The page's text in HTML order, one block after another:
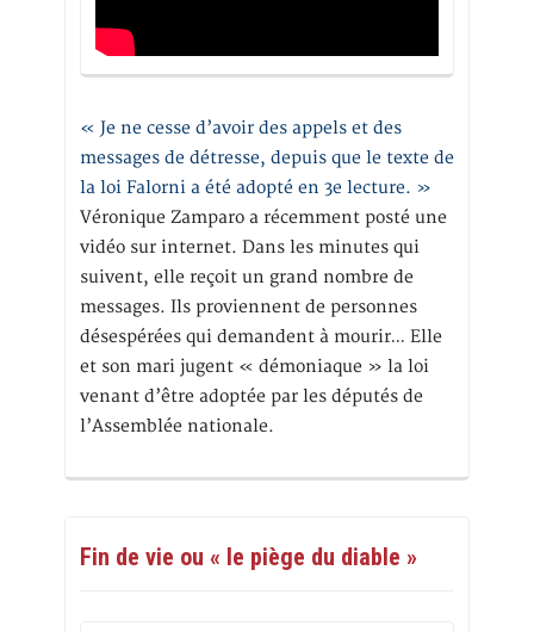
« Je ne cesse d’avoir des appels et des
messages de détresse, depuis que le texte de
la loi Falorni a été adopté en 3e lecture. »
Véronique Zamparo a récemment posté une
vidéo sur internet. Dans les minutes qui
suivent, elle reçoit un grand nombre de
messages. Ils proviennent de personnes
désespérées qui demandent à mourir… Elle
et son mari jugent « démoniaque » la loi
venant d’être adoptée par les députés de
l’Assemblée nationale.
Fin de vie ou « le piège du diable »